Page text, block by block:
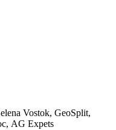
Vostok, GeoSplit,
AG Expets